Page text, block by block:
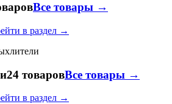
Все товары →
в раздел →
24 товаровВсе товары →
в раздел →